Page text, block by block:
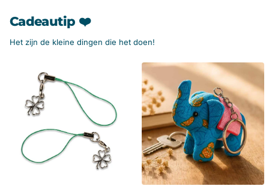
Cadeautip ❤️
Het zijn de kleine dingen die het doen!